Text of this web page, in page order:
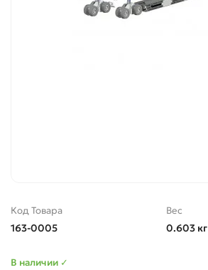
Код Товара
163-0005
Вес
0.603 кг
В наличии ✓